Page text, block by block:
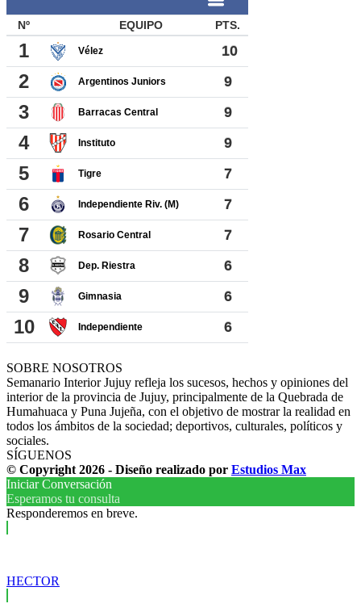
SOBRE NOSOTROS
Semanario Interior Jujuy refleja los sucesos, hechos y opiniones del
interior de la provincia de Jujuy, principalmente de la Quebrada de
Humahuaca y Puna Jujeña, con el objetivo de mostrar la realidad en
todos los ámbitos de la sociedad; deportivos, culturales, políticos y
sociales.
SÍGUENOS
© Copyright 2026 - Diseño realizado por Estudios Max
Iniciar Conversación
Esperamos tu consulta
Responderemos en breve.
HECTOR